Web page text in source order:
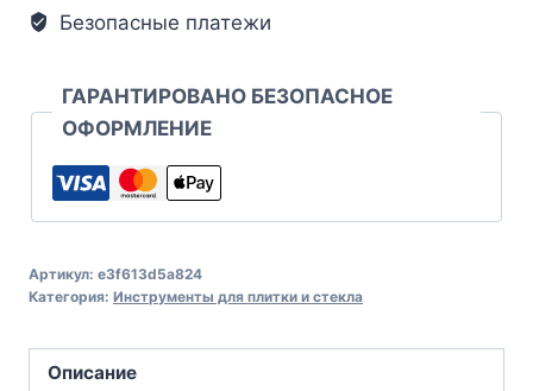
Безопасные платежи
ГАРАНТИРОВАНО БЕЗОПАСНОЕ
ОФОРМЛЕНИЕ
Артикул: e3f613d5a824
Категория: Инструменты для плитки и стекла
Описание